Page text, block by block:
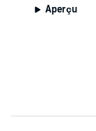
Aperçu